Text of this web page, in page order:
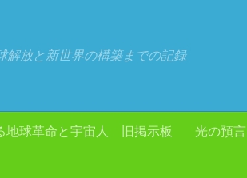
解放と新世界の構築までの記録
地球革命と宇宙人 旧掲示板 光の預